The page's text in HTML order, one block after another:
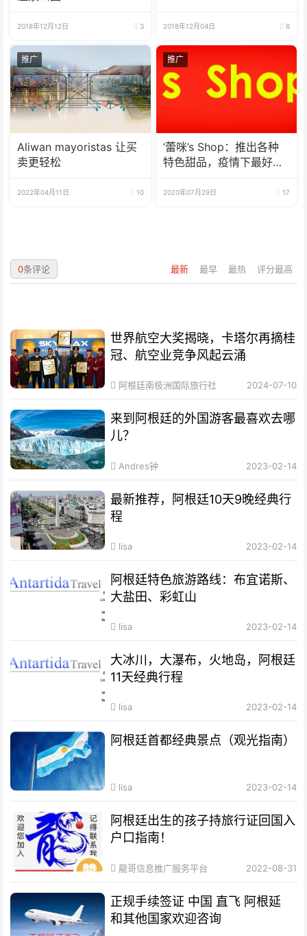
2018年12月12日 3 2018年12月04日 6
推广
Aliwan mayoristas 让买
卖更轻松
2022年04月11日 10
推广
‘蕾咪’s Shop：推出各种
特色甜品，疫情下最好的
2020年07月29日 17
最新 最早 最热 评分最高
0条评论
世界航空大奖揭晓，卡塔尔再摘桂
冠、航空业竞争风起云涌
阿根廷南极洲国际旅行社 2024-07-10
来到阿根廷的外国游客最喜欢去哪
儿？
Andres钟 2023-02-14
最新推荐，阿根廷10天9晚经典行
程
lisa 2023-02-14
阿根廷特色旅游路线：布宜诺斯、
大盐田、彩虹山
lisa 2023-02-14
大冰川，大瀑布，火地岛，阿根廷
11天经典行程
lisa 2023-02-14
阿根廷首都经典景点（观光指南）
lisa 2023-02-14
阿根廷出生的孩子持旅行证回国入
户口指南！
龍哥信息推广服务平台 2022-08-31
正规手续签证 中国 直飞 阿根延
和其他国家欢迎咨询